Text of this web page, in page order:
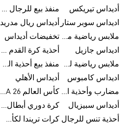
أديداس تيريكس
منفذ بيع للرجال من أديداس
اديداس سوبر ستار
أديداس ريال مدريد
ملابس رياضية من أديداس تخفيضات أديداس
اديداس جازيل
أحذية كرة القدم من أديداس
ملابس رياضية للأطفال من أديداس
منفذ بيع أحذية الرجال من أديداس
اديداس كامبوس
أديداس الأهلي
مضارب وأحذية البادل من أديداس
كأس العالم FIFA 26™
أديداس سبيزيال
كرة دوري أبطال أوروبا من أديداس
أحذية تنس للرجال
كرات تريندا لكأس العالم FIFA 26™